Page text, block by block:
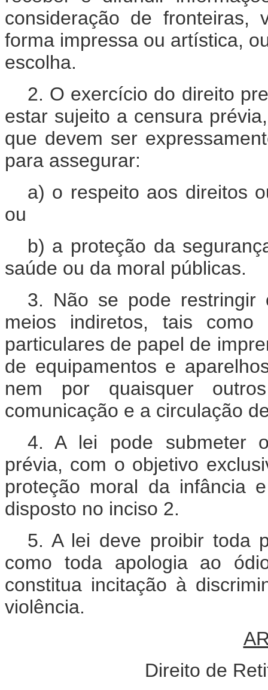
consideração de fronteiras,
forma impressa ou artística,
escolha.
2. O exercício do direito
estar sujeito a censura
que devem ser
para assegurar:
a) o respeito aos direitos
ou
b) a proteção da
saúde ou da moral públicas.
3. Não se pode
meios indiretos, tais
particulares de papel de
de equipamentos e
nem por quaisquer
comunicação e a circulação
4. A lei pode submeter
prévia, com o objetivo
proteção moral da infância
disposto no inciso 2.
5. A lei deve proibir toda
como toda apologia ao
constitua incitação à
violência.
Direito de